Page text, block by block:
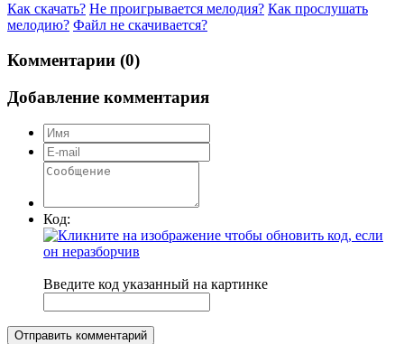
Как скачать? Не проигрывается мелодия? Как прослушать
мелодию? Файл не скачивается?
Комментарии (0)
Добавление комментария
Код:
Введите код указанный на картинке
Отправить комментарий